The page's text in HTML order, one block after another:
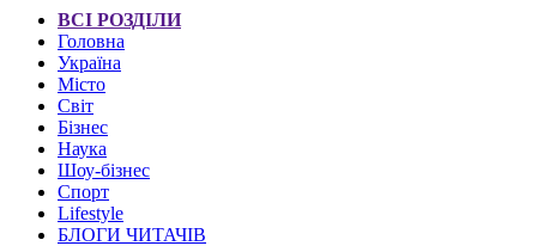
ВСІ РОЗДІЛИ
Головна
Україна
Місто
Світ
Бізнес
Наука
Шоу-бізнес
Спорт
Lifestyle
БЛОГИ ЧИТАЧІВ